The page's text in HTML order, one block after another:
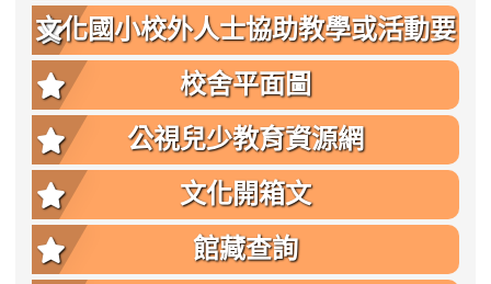
文化國小校外人士協助教學或活動要
點
校舍平面圖
公視兒少教育資源網
文化開箱文
館藏查詢